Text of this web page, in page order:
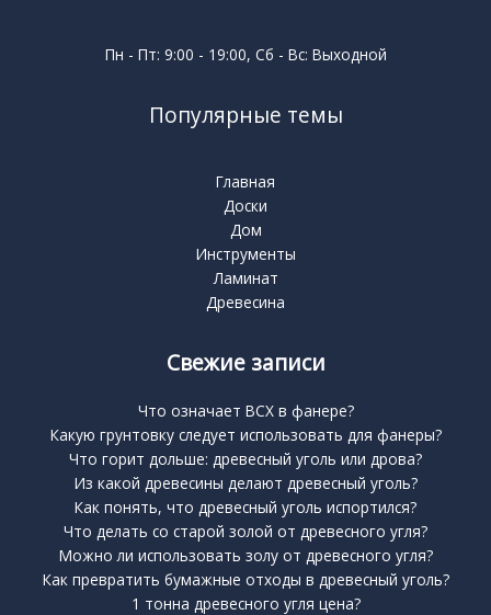
Пн - Пт: 9:00 - 19:00, Сб - Вс: Выходной
Популярные темы
Главная
Доски
Дом
Инструменты
Ламинат
Древесина
Свежие записи
Что означает BCX в фанере?
Какую грунтовку следует использовать для фанеры?
Что горит дольше: древесный уголь или дрова?
Из какой древесины делают древесный уголь?
Как понять, что древесный уголь испортился?
Что делать со старой золой от древесного угля?
Можно ли использовать золу от древесного угля?
Как превратить бумажные отходы в древесный уголь?
1 тонна древесного угля цена?